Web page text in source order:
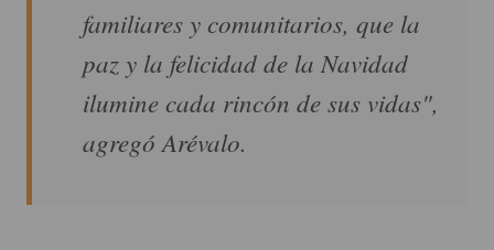
familiares y comunitarios, que la
paz y la felicidad de la Navidad
ilumine cada rincón de sus vidas",
agregó Arévalo.